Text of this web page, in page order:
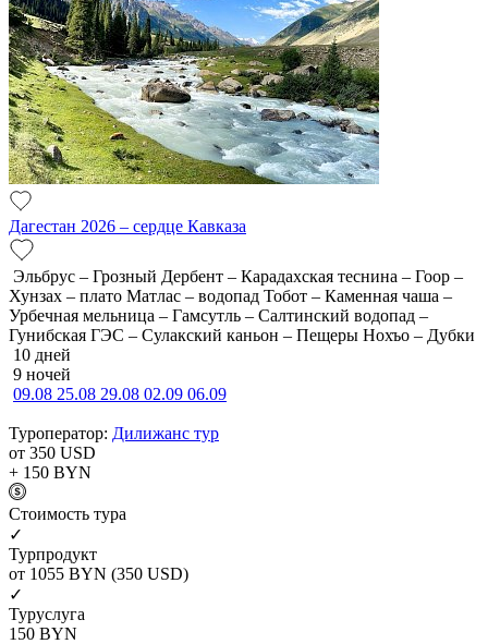
Дагестан 2026 – сердце Кавказа
Эльбрус – Грозный Дербент – Карадахская теснина – Гоор –
Хунзах – плато Матлас – водопад Тобот – Каменная чаша –
Урбечная мельница – Гамсутль – Салтинский водопад –
Гунибская ГЭС – Сулакский каньон – Пещеры Нохъо – Дубки
10 дней
9 ночей
09.08 25.08 29.08 02.09 06.09
Туроператор: Дилижанс тур
от 350 USD
+ 150 BYN
Cтоимость тура
✓
Турпродукт
от 1055 BYN (350 USD)
✓
Туруслуга
150 BYN